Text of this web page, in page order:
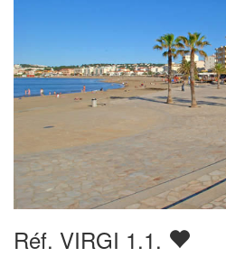
Réf. VIRGI 1.1.